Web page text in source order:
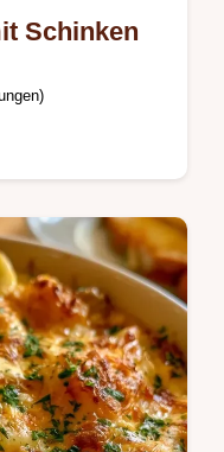
Schinken
richtig
für Genießer